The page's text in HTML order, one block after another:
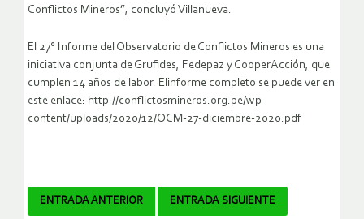
Conflictos Mineros”, concluyó Villanueva.
El 27° Informe del Observatorio de Conflictos Mineros es una
iniciativa conjunta de Grufides, Fedepaz y CooperAcción, que
cumplen 14 años de labor. Elinforme completo se puede ver en
este enlace: http://conflictosmineros.org.pe/wp-
content/uploads/2020/12/OCM-27-diciembre-2020.pdf
Navegador
ENTRADA ANTERIOR ENTRADA SIGUIENTE